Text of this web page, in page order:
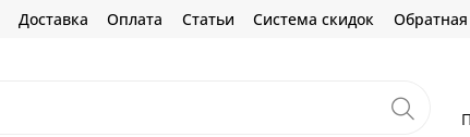
Доставка Оплата Статьи Система скидок Обратная